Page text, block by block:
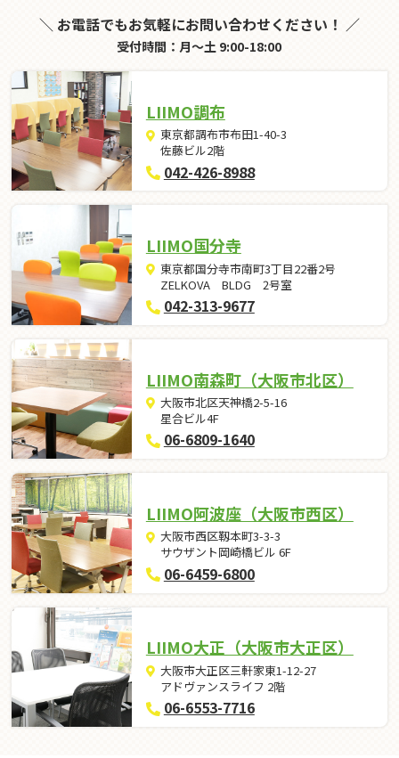
＼ お電話でもお気軽にお問い合わせください！ ／
受付時間：月～土 9:00-18:00
LIIMO調布
東京都調布市布田1-40-3
佐藤ビル2階
042-426-8988
LIIMO国分寺
東京都国分寺市南町3丁目22番2号
ZELKOVA BLDG 2号室
042-313-9677
LIIMO南森町（大阪市北区）
大阪市北区天神橋2-5-16
星合ビル4F
06-6809-1640
LIIMO阿波座（大阪市西区）
大阪市西区靱本町3-3-3
サウザント岡崎橋ビル 6F
06-6459-6800
LIIMO大正（大阪市大正区）
大阪市大正区三軒家東1-12-27
アドヴァンスライフ 2階
06-6553-7716